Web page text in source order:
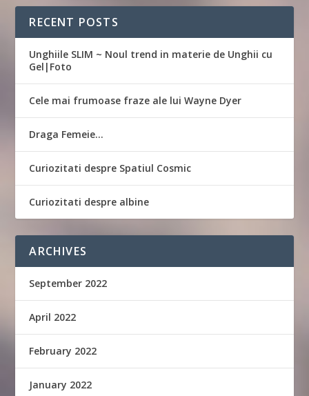
RECENT POSTS
Unghiile SLIM ~ Noul trend in materie de Unghii cu
Gel|Foto
Cele mai frumoase fraze ale lui Wayne Dyer
Draga Femeie…
Curiozitati despre Spatiul Cosmic
Curiozitati despre albine
ARCHIVES
September 2022
April 2022
February 2022
January 2022